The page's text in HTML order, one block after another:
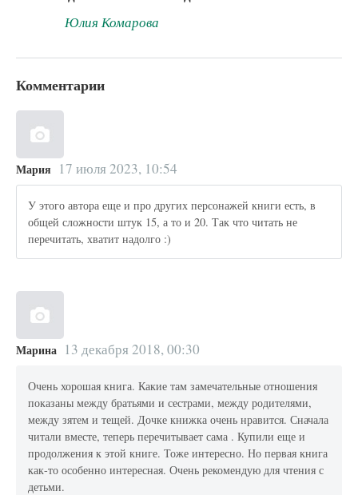
Юлия Комарова
Комментарии
Мария 17 июля 2023, 10:54
У этого автора еще и про других персонажей книги есть, в
общей сложности штук 15, а то и 20. Так что читать не
перечитать, хватит надолго :)
Марина 13 декабря 2018, 00:30
Очень хорошая книга. Какие там замечательные отношения
показаны между братьями и сестрами, между родителями,
между зятем и тещей. Дочке книжка очень нравится. Сначала
читали вместе, теперь перечитывает сама . Купили еще и
продолжения к этой книге. Тоже интересно. Но первая книга
как-то особенно интересная. Очень рекомендую для чтения с
детьми.